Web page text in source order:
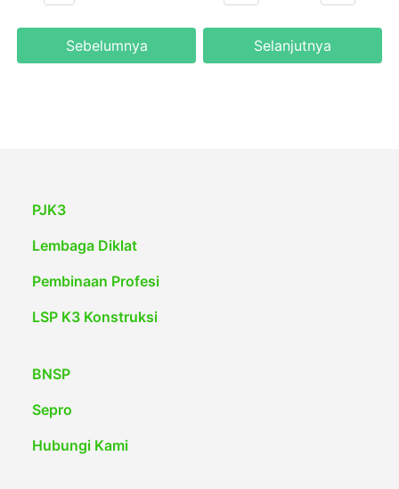
Sebelumnya Selanjutnya
PJK3
Lembaga Diklat
Pembinaan Profesi
LSP K3 Konstruksi
BNSP
Sepro
Hubungi Kami